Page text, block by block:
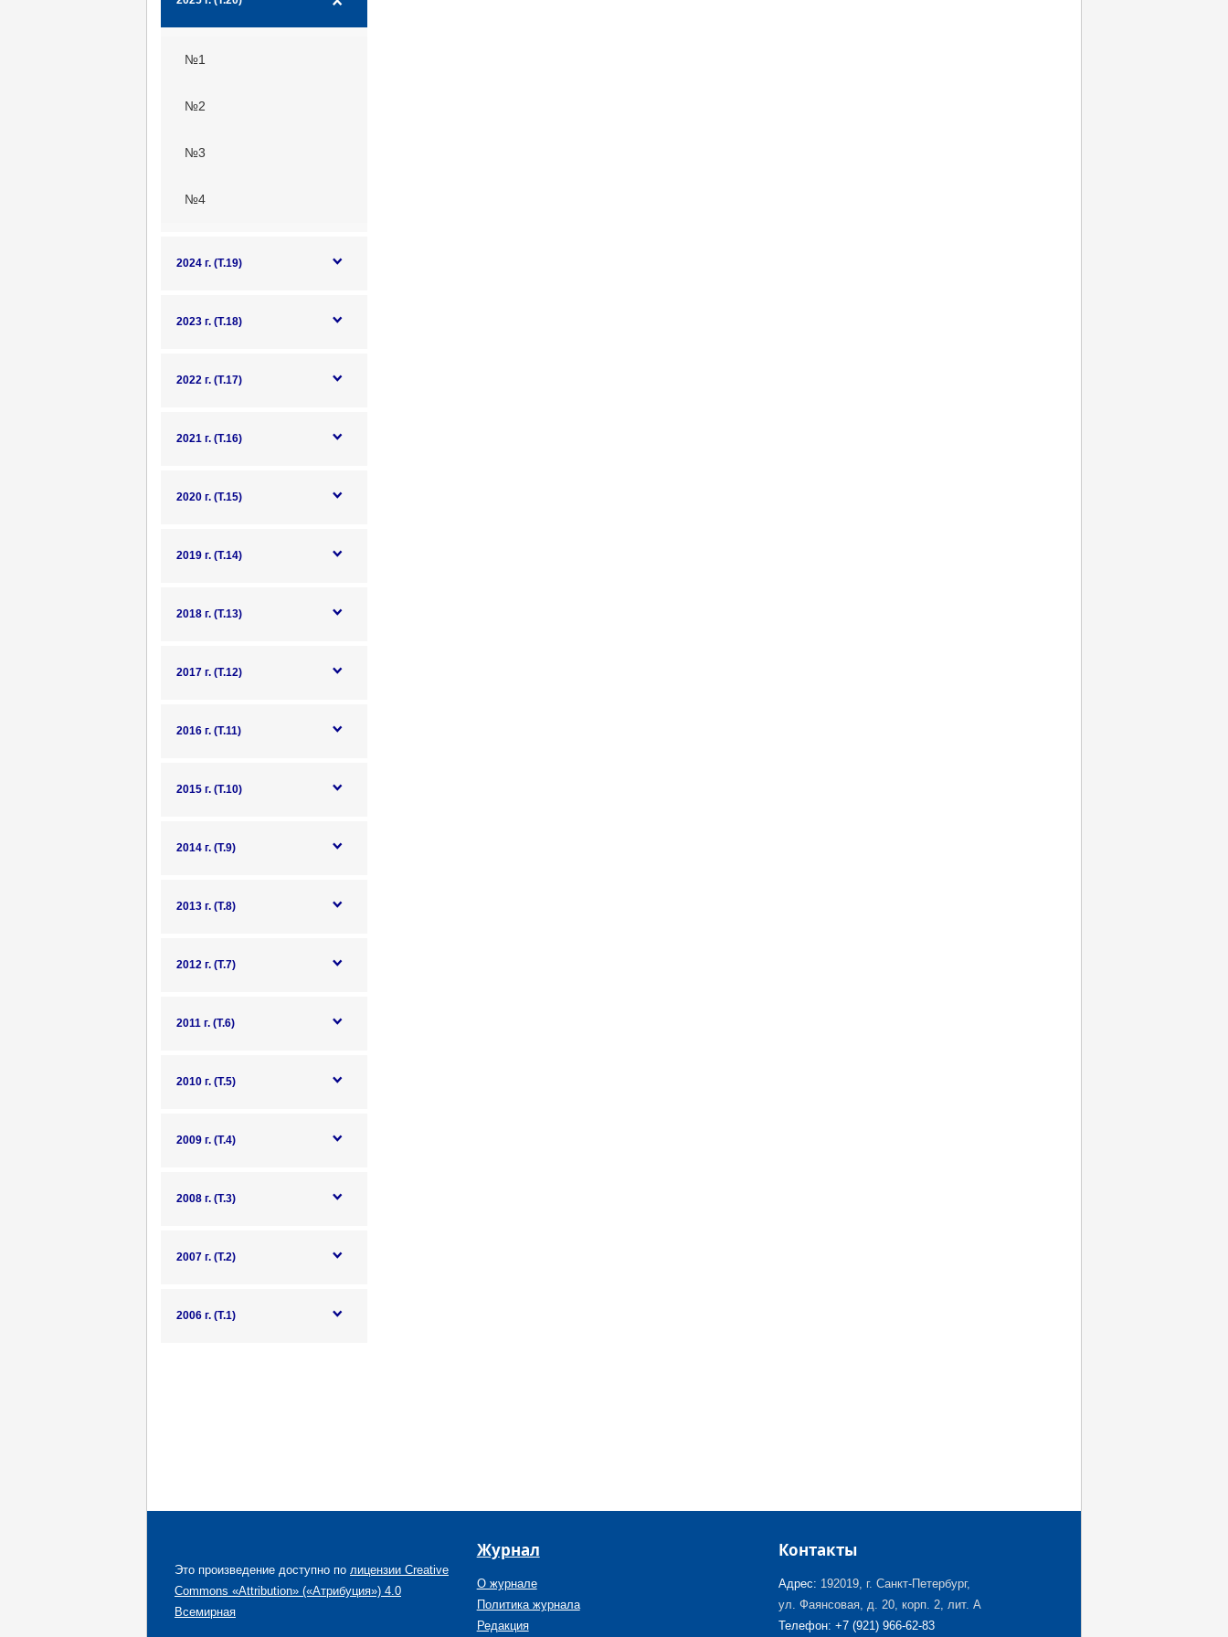
№1
№2
№3
№4
2024 г. (Т.19)
2023 г. (Т.18)
2022 г. (Т.17)
2021 г. (Т.16)
2020 г. (Т.15)
2019 г. (Т.14)
2018 г. (Т.13)
2017 г. (Т.12)
2016 г. (Т.11)
2015 г. (Т.10)
2014 г. (Т.9)
2013 г. (Т.8)
2012 г. (Т.7)
2011 г. (Т.6)
2010 г. (Т.5)
2009 г. (Т.4)
2008 г. (Т.3)
2007 г. (Т.2)
2006 г. (Т.1)
Это произведение доступно по лицензии Creative
Commons «Attribution» («Атрибуция») 4.0
Всемирная
Журнал
О журнале
Политика журнала
Редакция
Контакты
Адрес: 192019, г. Санкт-Петербург,
ул. Фаянсовая, д. 20, корп. 2, лит. А
Телефон: +7 (921) 966-62-83